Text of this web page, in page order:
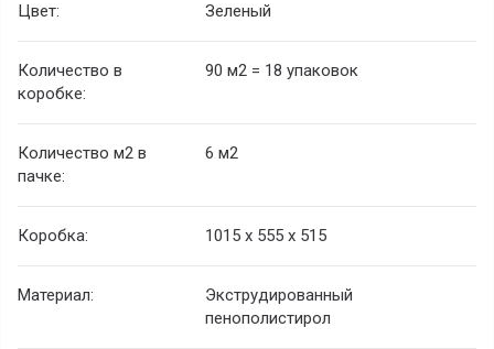
Цвет: Зеленый
Количество в
коробке:
90 м2 = 18 упаковок
Количество м2 в
пачке:
6 м2
Коробка: 1015 x 555 x 515
Материал:
Экструдированный
пенополистирол